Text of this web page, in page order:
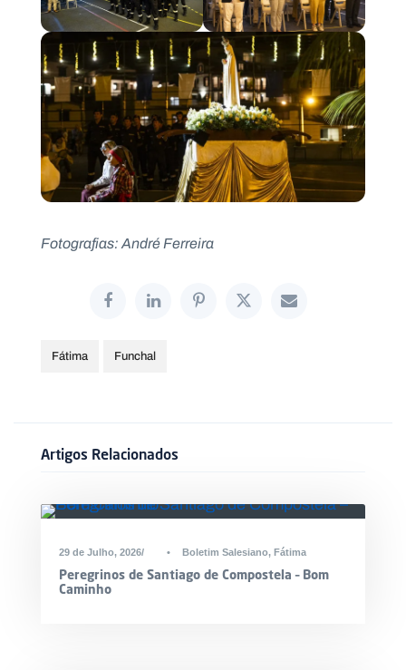
Fotografias: André Ferreira
Fátima Funchal
Artigos Relacionados
29 de Julho, 2026
• Boletim Salesiano, Fátima
Peregrinos de Santiago de Compostela – Bom
Caminho